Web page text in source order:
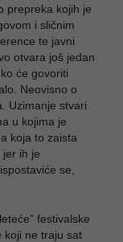
prepreka kojih je
i sličnim
te javni
otvara još jedan
će govoriti
Neovisno o
Uzimanje stvari
u kojima je
koja to zaista
ih je
se,
festivalske
koji ne traju sat